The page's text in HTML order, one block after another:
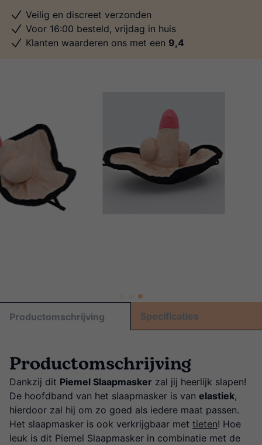
Veilig en discreet verzonden
Voor 16:00 besteld, vrijdag in huis
Klanten waarderen ons met een 9,4
Productomschrijving Specificaties
Productomschrijving
Dankzij dit Piemel Slaapmasker zal jij heerlijk slapen!
De hoofdband van het slaapmasker is van elastiek,
hierdoor zal hij om zo goed als iedere maat passen.
Het slaapmasker is ook verkrijgbaar met tieten! Hoe
leuk is dit Piemel Slaapmasker in combinatie met de